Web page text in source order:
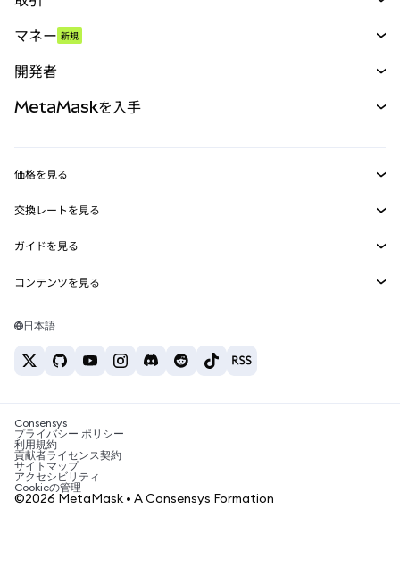
パーペチュアル
RWA
マネー 新規
開発者
MetaMask Connect
Snaps
Web3サービス
MetaMaskを入手
セキュリティ
サポート
キャリア
お問い合わせ
価格を見る
イーサリアムの価格
Solanaの価格
Tetherの価格
交換レートを見る
ETH→USD
USDT→INR
BTC→INR
ETH→USDT
ガイドを見る
ETHの購入
USDTの購入
SHIBの購入
BNBの購入
コンテンツを見る
Solanaウォレット
税制関連ニュース
暗号資産の購入方法は？
ビットコインを売るには？
日本語
Consensys
プライバシー ポリシー
利用規約
貢献者ライセンス契約
サイトマップ
アクセシビリティ
Cookieの管理
©2026 MetaMask • A Consensys Formation